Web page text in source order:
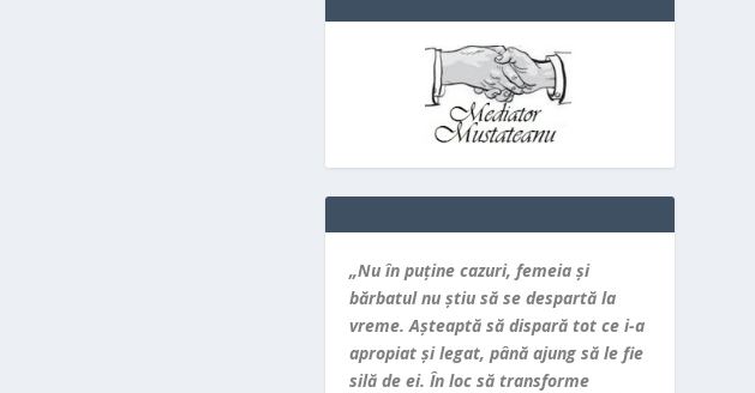
„Nu în puţine cazuri, femeia şi
bărbatul nu ştiu să se despartă la
vreme. Aşteaptă să dispară tot ce i-a
apropiat şi legat, până ajung să le fie
silă de ei. În loc să transforme